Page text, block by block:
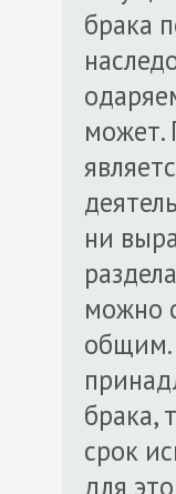
брака
может.
ни
можно
общим.
брака,
срок
для